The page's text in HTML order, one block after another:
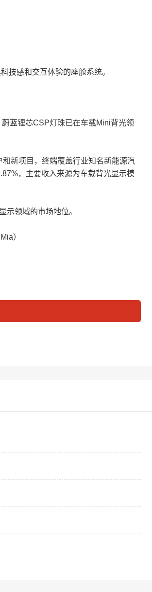
技感和交互体验的座舱系统。
蓝锂芯CSP灯珠已在车载Mini背光领
新项目，终端覆盖行业知名新能源汽
，主要收入来源为车载背光显示模
示领域的市场地位。
）